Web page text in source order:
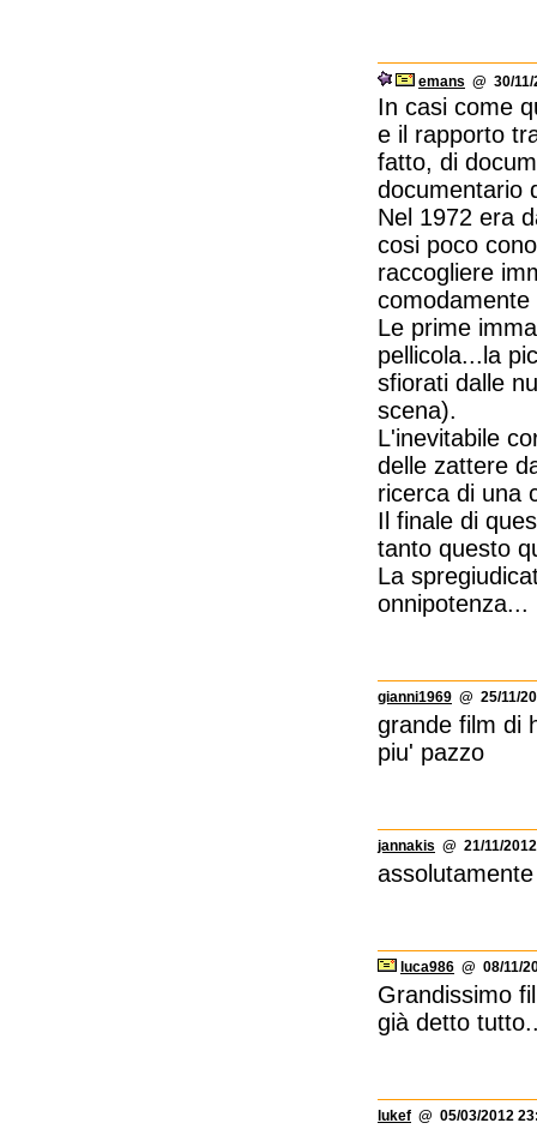
emans @ 30/
In casi come
e il rapporto
fatto, di
documentario
Nel 1972 era
cosi poco
raccogliere
Le prime
pellicola...la
sfiorati dalle
scena).
L'inevitabile
delle zattere
ricerca di una
Il finale di
tanto questo
La
onnipotenza...
gianni1969 @ 25/11/
grande film di
piu' pazzo
jannakis @ 21/11/
luca986 @ 08/11/
Grandissimo
già detto
lukef @ 05/03/2012